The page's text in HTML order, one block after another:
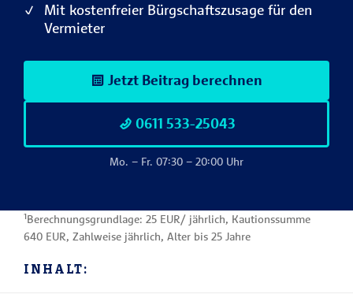
Mit kostenfreier Bürgschaftszusage für den
Vermieter
Jetzt Beitrag berechnen
0611 533-25043
Mo. – Fr. 07:30 – 20:00 Uhr
¹Berechnungsgrundlage: 25 EUR/ jährlich, Kautionssumme
640 EUR, Zahlweise jährlich, Alter bis 25 Jahre
INHALT: